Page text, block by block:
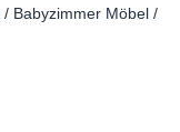
Babyzimmer Möbel /